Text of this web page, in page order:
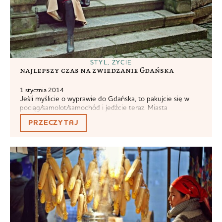
STYL ŻYCIE
najlepszy czas na zwiedzanie Gdańska
1 stycznia 2014
Jeśli myślicie o wyprawie do Gdańska, to pakujcie się w
pociąg/samolot/samochód i jedźcie teraz. Miasta
najpiękniej wyglądają pod koniec i na początku roku. Bez
turystów, bez tłumów, z ilością przypadkowych
przechodniów ograniczoną do minimum. Rodzinny Gdańsk
oczywistym jest zatem, że najpiękniej mu kiedy się
ściemnia lub w posępny, zachmurzony...
PRZECZYTAJ